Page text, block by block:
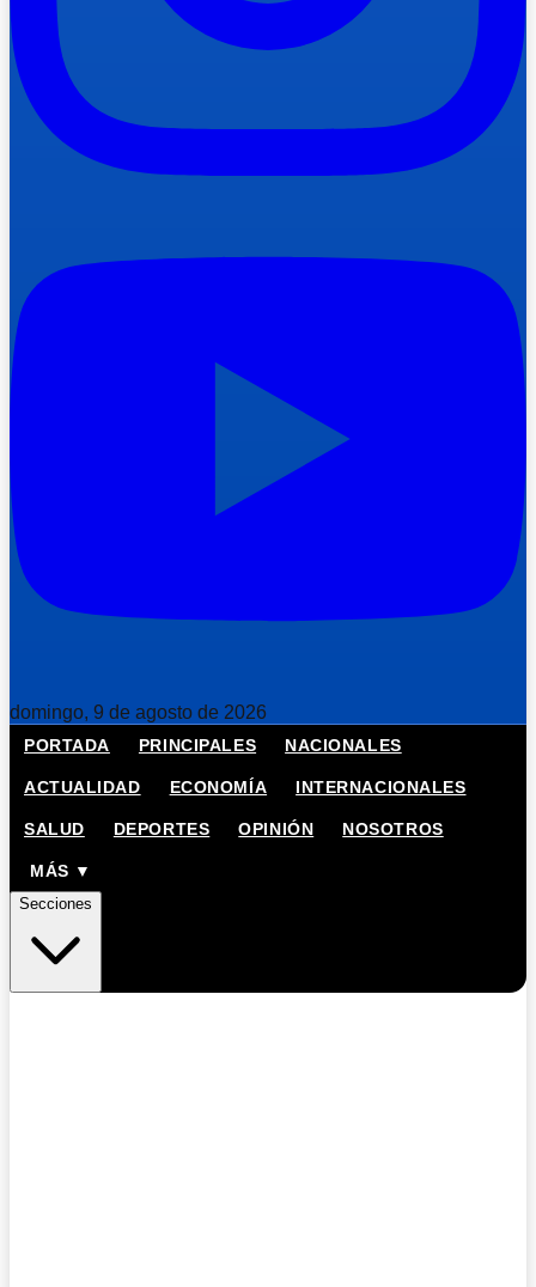
domingo, 9 de agosto de 2026
PORTADA PRINCIPALES NACIONALES
ACTUALIDAD ECONOMÍA INTERNACIONALES
SALUD DEPORTES OPINIÓN NOSOTROS
MÁS ▼
Secciones